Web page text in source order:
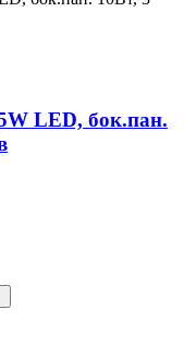
LED, бок.пан.